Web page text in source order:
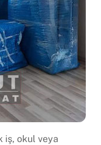
iş, okul veya